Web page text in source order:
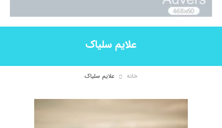
علایم سلیاک
خانه علایم سلیاک